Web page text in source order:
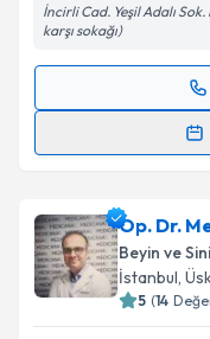
İncirli Cad. Yeşil Adalı
karşı sokağı)
Randevu
takvim
E-posta
Op. Dr.
Beyin ve
İstanbul,
5 (14